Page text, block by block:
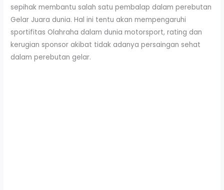
sepihak membantu salah satu pembalap dalam perebutan
Gelar Juara dunia. Hal ini tentu akan mempengaruhi
sportifitas Olahraha dalam dunia motorsport, rating dan
kerugian sponsor akibat tidak adanya persaingan sehat
dalam perebutan gelar.